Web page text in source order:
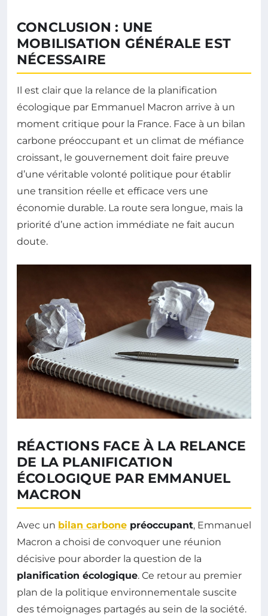
CONCLUSION : UNE
MOBILISATION GÉNÉRALE EST
NÉCESSAIRE
Il est clair que la relance de la planification
écologique par Emmanuel Macron arrive à un
moment critique pour la France. Face à un bilan
carbone préoccupant et un climat de méfiance
croissant, le gouvernement doit faire preuve
d’une véritable volonté politique pour établir
une transition réelle et efficace vers une
économie durable. La route sera longue, mais la
priorité d’une action immédiate ne fait aucun
doute.
RÉACTIONS FACE À LA RELANCE
DE LA PLANIFICATION
ÉCOLOGIQUE PAR EMMANUEL
MACRON
Avec un bilan carbone préoccupant, Emmanuel
Macron a choisi de convoquer une réunion
décisive pour aborder la question de la
planification écologique. Ce retour au premier
plan de la politique environnementale suscite
des témoignages partagés au sein de la société.